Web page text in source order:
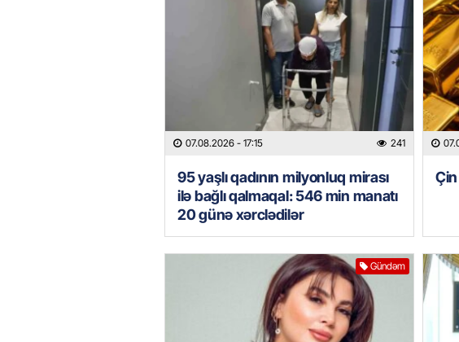
07.08.2026 - 17:15 241
95 yaşlı qadının milyonluq mirası
ilə bağlı qalmaqal: 546 min manatı
20 günə xərclədilər
Gündəm